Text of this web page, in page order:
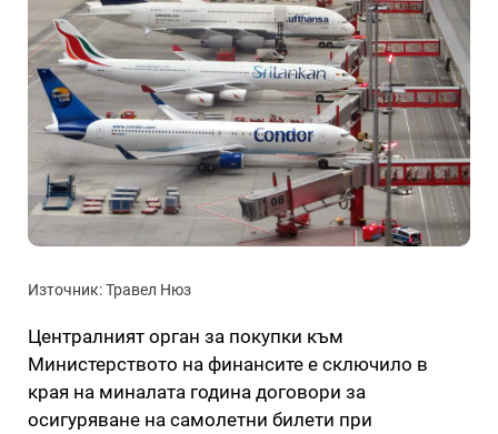
Източник: Травел Нюз
Централният орган за покупки към
Министерството на финансите е сключило в
края на миналата година договори за
осигуряване на самолетни билети при